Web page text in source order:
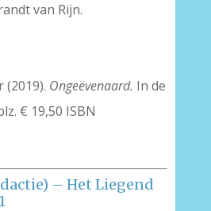
van Rijn.
Ongeëvenaard. In de
€ 19,50 ISBN
– Het Liegend